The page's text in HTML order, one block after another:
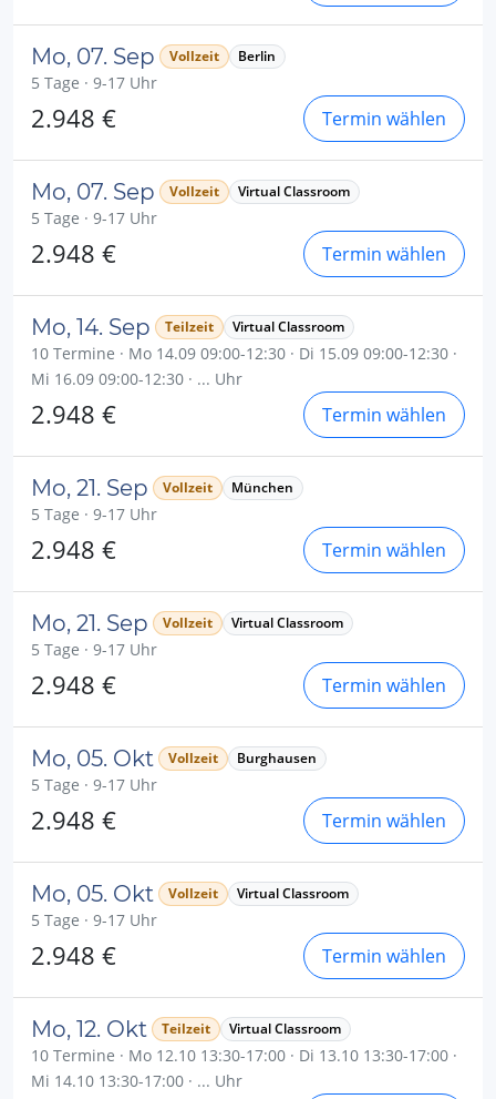
Mo, 07. Sep Vollzeit Berlin
5 Tage · 9-17 Uhr
2.948 € Termin wählen
Mo, 07. Sep Vollzeit Virtual Classroom
5 Tage · 9-17 Uhr
2.948 € Termin wählen
Mo, 14. Sep Teilzeit Virtual Classroom
10 Termine · Mo 14.09 09:00-12:30 · Di 15.09 09:00-12:30 ·
Mi 16.09 09:00-12:30 · ... Uhr
2.948 € Termin wählen
Mo, 21. Sep Vollzeit München
5 Tage · 9-17 Uhr
2.948 € Termin wählen
Mo, 21. Sep Vollzeit Virtual Classroom
5 Tage · 9-17 Uhr
2.948 € Termin wählen
Mo, 05. Okt Vollzeit Burghausen
5 Tage · 9-17 Uhr
2.948 € Termin wählen
Mo, 05. Okt Vollzeit Virtual Classroom
5 Tage · 9-17 Uhr
2.948 € Termin wählen
Mo, 12. Okt Teilzeit Virtual Classroom
10 Termine · Mo 12.10 13:30-17:00 · Di 13.10 13:30-17:00 ·
Mi 14.10 13:30-17:00 · ... Uhr